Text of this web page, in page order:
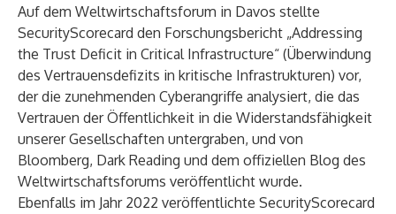
Auf dem Weltwirtschaftsforum in Davos stellte
SecurityScorecard den Forschungsbericht „Addressing
the Trust Deficit in Critical Infrastructure“ (Überwindung
des Vertrauensdefizits in kritische Infrastrukturen) vor,
der die zunehmenden Cyberangriffe analysiert, die das
Vertrauen der Öffentlichkeit in die Widerstandsfähigkeit
unserer Gesellschaften untergraben, und von
Bloomberg, Dark Reading und dem offiziellen Blog des
Weltwirtschaftsforums veröffentlicht wurde.
Ebenfalls im Jahr 2022 veröffentlichte SecurityScorecard